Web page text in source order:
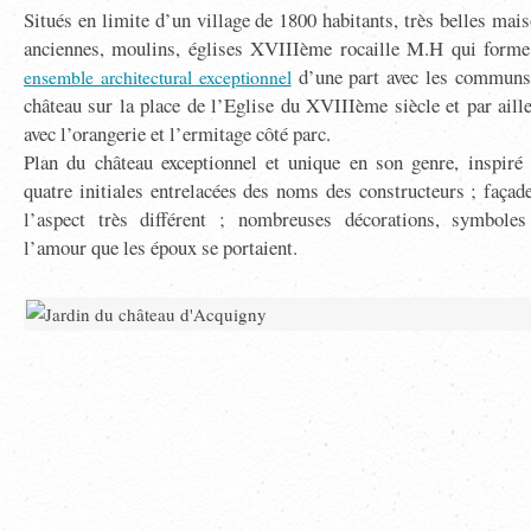
Situés en limite d’un village de 1800 habitants, très belles
anciennes, moulins, églises XVIIIème rocaille M.H qui
ensemble architectural exceptionneld’une part avec les
château sur la place de l’Eglise du XVIIIème siècle et par
avec l’orangerie et l’ermitage côté parc.
Plan du château exceptionnel et unique en son genre, inspiré
quatre initiales entrelacées des noms des constructeurs ;
l’aspect très différent ; nombreuses décorations,
l’amour que les époux se portaient.